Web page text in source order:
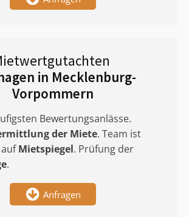
in Mecklenburg-
Vorpommern
Bewertungsanlässe.
der Miete. Team ist
Mietspiegel. Prüfung der
.
Anfragen